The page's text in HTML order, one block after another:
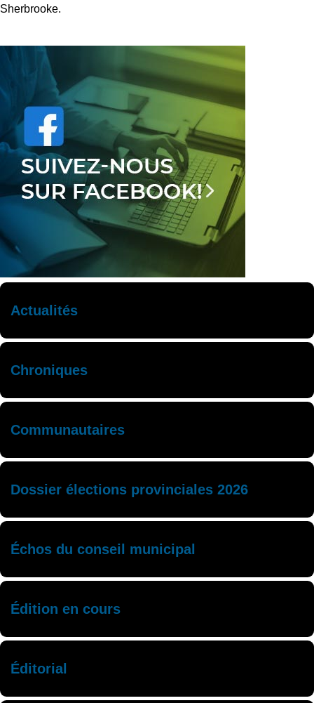
Sherbrooke.
Actualités
Chroniques
Communautaires
Dossier élections provinciales 2026
Échos du conseil municipal
Édition en cours
Éditorial